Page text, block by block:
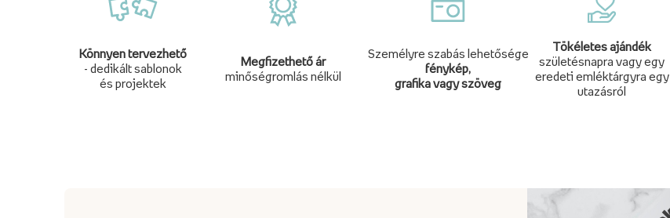
Könnyen tervezhető
- dedikált sablonok
és projektek
Megfizethető ár
minőségromlás nélkül
Személyre szabás lehetősége
fénykép,
grafika vagy szöveg
Tökéletes ajándék
születésnapra vagy egy
eredeti emléktárgyra egy
utazásról